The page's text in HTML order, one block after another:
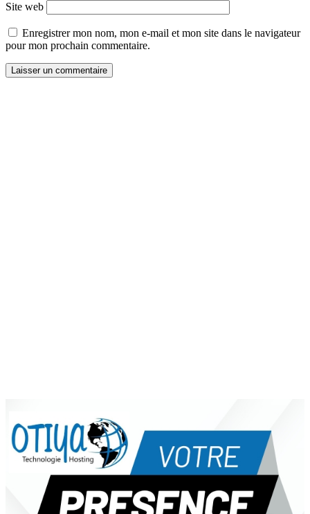
Site web
Enregistrer mon nom, mon e-mail et mon site dans le navigateur
pour mon prochain commentaire.